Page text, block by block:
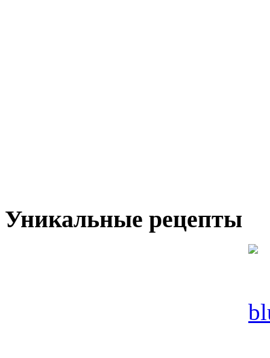
Уникальные рецепты